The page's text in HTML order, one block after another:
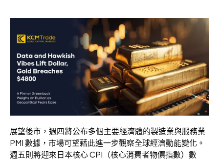
展望後市，週四將公布多個主要經濟體的製造業與服務業
PMI 數據，市場可望藉此進一步觀察全球經濟動能變化。
週五則將迎來日本核心 CPI（核心消費者物價指數）數